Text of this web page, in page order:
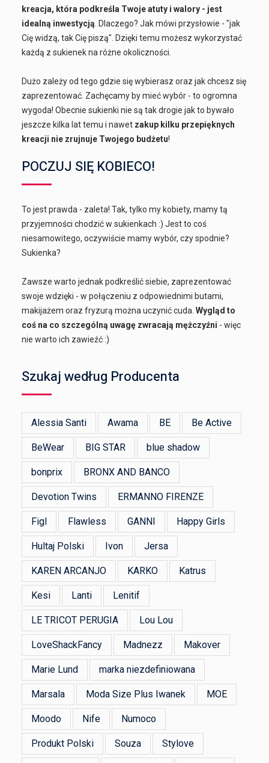
kreacja, która podkreśla Twoje atuty i walory - jest
idealną inwestycją . Dlaczego? Jak mówi przysłowie - "jak
Cię widzą, tak Cię piszą". Dzięki temu możesz wykorzystać
każdą z sukienek na różne okoliczności.
Dużo zależy od tego gdzie się wybierasz oraz jak chcesz się
zaprezentować. Zachęcamy by mieć wybór - to ogromna
wygoda! Obecnie sukienki nie są tak drogie jak to bywało
jeszcze kilka lat temu i nawet zakup kilku przepięknych
kreacji nie zrujnuje Twojego budżetu!
POCZUJ SIĘ KOBIECO!
To jest prawda - zaleta! Tak, tylko my kobiety, mamy tą
przyjemności chodzić w sukienkach :) Jest to coś
niesamowitego, oczywiście mamy wybór, czy spodnie?
Sukienka?
Zawsze warto jednak podkreślić siebie, zaprezentować
swoje wdzięki - w połączeniu z odpowiednimi butami,
makijażem oraz fryzurą można uczynić cuda.Wygląd to
coś na co szczególną uwagę zwracają mężczyźni - więc
nie warto ich zawieźć :)
Szukaj według Producenta
Alessia Santi Awama BE Be Active
BeWear BIG STAR blue shadow
bonprix BRONX AND BANCO
Devotion Twins ERMANNO FIRENZE
Figl Flawless GANNI Happy Girls
Hultaj Polski Ivon Jersa
KAREN ARCANJO KARKO Katrus
Kesi Lanti Lenitif
LE TRICOT PERUGIA Lou Lou
LoveShackFancy Madnezz Makover
Marie Lund marka niezdefiniowana
Marsala Moda Size Plus Iwanek MOE
Moodo Nife Numoco
Produkt Polski Souza Stylove